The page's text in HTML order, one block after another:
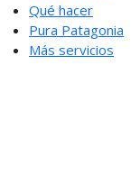
Qué hacer
Pura Patagonia
Más servicios